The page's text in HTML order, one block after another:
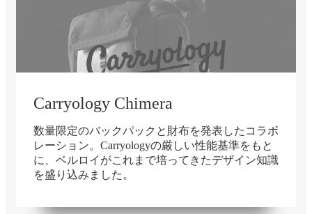
Carryology Chimera
数量限定のバックパックと財布を発表したコラボ
レーション。Carryologyの厳しい性能基準をもと
に、ベルロイがこれまで培ってきたデザイン知識
を盛り込みました。